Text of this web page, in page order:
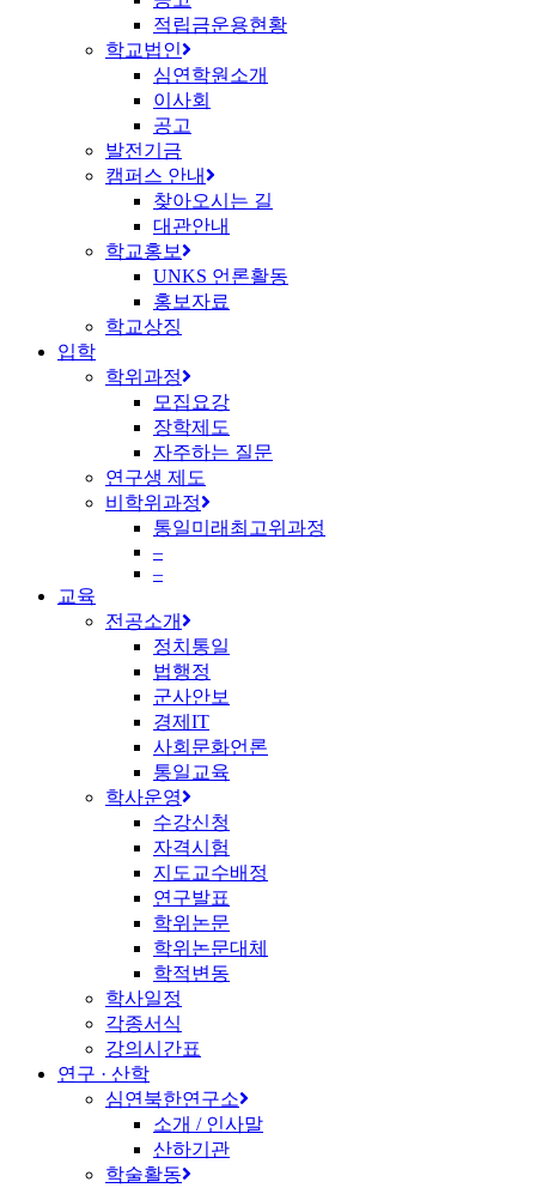
적립금운용현황
학교법인
심연학원소개
이사회
공고
발전기금
캠퍼스 안내
찾아오시는 길
대관안내
학교홍보
UNKS 언론활동
홍보자료
학교상징
입학
학위과정
모집요강
장학제도
자주하는 질문
연구생 제도
비학위과정
통일미래최고위과정
–
–
교육
전공소개
정치통일
법행정
군사안보
경제IT
사회문화언론
통일교육
학사운영
수강신청
자격시험
지도교수배정
연구발표
학위논문
학위논문대체
학적변동
학사일정
각종서식
강의시간표
연구 · 산학
심연북한연구소
소개 / 인사말
산하기관
학술활동